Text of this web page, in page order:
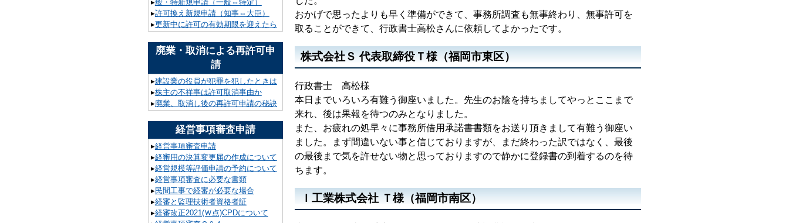
おかげで思ったよりも早く準備ができて、事務所調査も無事終わり、無事許可を
取ることができて、行政書士高松さんに依頼してよかったです。
株式会社Ｓ 代表取締役Ｔ様（福岡市東区）
行政書士 高松様
本日までいろいろ有難う御座いました。先生のお陰を持ちましてやっとここまで
来れ、後は果報を待つのみとなりました。
また、お疲れの処早々に事務所借用承諾書書類をお送り頂きまして有難う御座い
ました。まず間違いない事と信じておりますが、まだ終わった訳ではなく、最後
の最後まで気を許せない物と思っておりますので静かに登録書の到着するのを待
ちます。
Ｉ工業株式会社 Ｔ様（福岡市南区）
▸般・特新規申請（一般⇔特定）
▸許可換え新規申請（知事⇔大臣）
▸更新中に許可の有効期限を迎えたら
廃業・取消による再許可申
請
▸建設業の役員が犯罪を犯したときは
▸株主の不祥事は許可取消事由か
▸廃業、取消し後の再許可申請の秘訣
経営事項審査申請
▸経営事項審査申請
▸経審用の決算変更届の作成について
▸経営規模等評価申請の予約について
▸経営事項審査に必要な書類
▸民間工事で経審が必要な場合
▸経審と監理技術者資格者証
▸経審改正2021(Ｗ点)CPDについて